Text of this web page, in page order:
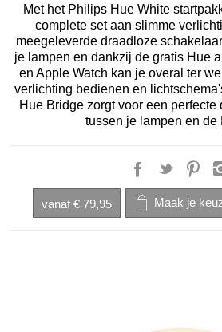
Met het Philips Hue White
complete set aan slimme
meegeleverde draadloze
je lampen en dankzij de gratis Hue
en Apple Watch kan je overal ter
verlichting bedienen en
Hue Bridge zorgt voor een
tussen je lampen en de
vanaf € 79,95